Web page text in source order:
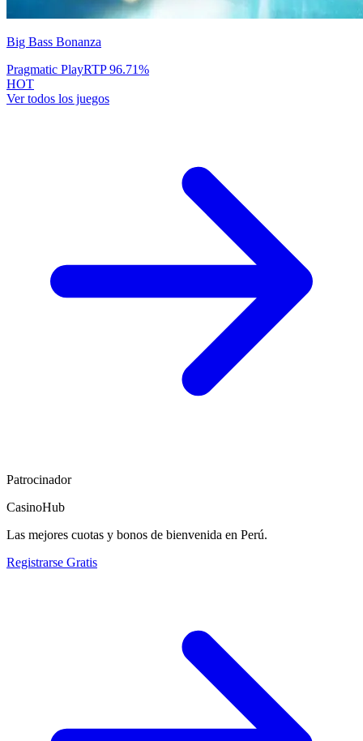
Big Bass Bonanza
Pragmatic PlayRTP96.71%
HOT
Ver todos los juegos
Patrocinador
CasinoHub
Las mejores cuotas y bonos de bienvenida en Perú.
Registrarse Gratis